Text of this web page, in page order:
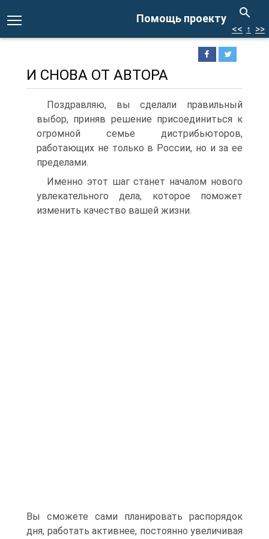
Помощь проекту
<< ↑ >>
И СНОВА ОТ АВТОРА
Поздравляю, вы сделали правильный
выбор, приняв решение присоединиться к
огромной семье дистрибьюторов,
работающих не только в России, но и за ее
пределами.
Именно этот шаг станет началом нового
увлекательного дела, которое поможет
изменить качество вашей жизни.
Вы сможете сами планировать распорядок
дня, работать активнее, постоянно увеличивая